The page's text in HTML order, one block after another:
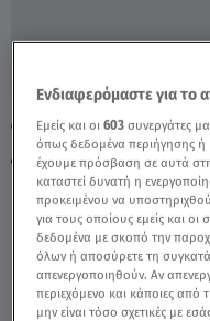
Φάρμα: Χαμός Στη
Αφτί Η Αντωνία -
Ενδιαφερόμαστε για το
Εμείς και οι603 συνεργάτες
όπως δεδομένα περιήγησης ή
έχουμε πρόσβαση σε αυτά
καταστεί δυνατή η
προκειμένου να
για τους οποίους εμείς και οι
δεδομένα με σκοπό την
όλων ή αποσύρετε τη
απενεργοποιηθούν. Αν
περιεχόμενο και κάποιες από
μην είναι τόσο σχετικές με